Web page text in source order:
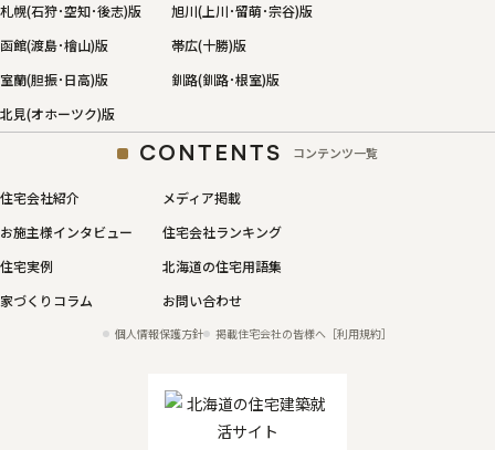
札幌(石狩･空知･後志)版
旭川(上川･留萌･宗谷)版
函館(渡島･檜山)版
帯広(十勝)版
室蘭(胆振･日高)版
釧路(釧路･根室)版
北見(オホーツク)版
CONTENTS コンテンツ一覧
住宅会社紹介
メディア掲載
お施主様インタビュー
住宅会社ランキング
住宅実例
北海道の住宅用語集
家づくりコラム
お問い合わせ
個人情報保護方針 掲載住宅会社の皆様へ［利用規約］